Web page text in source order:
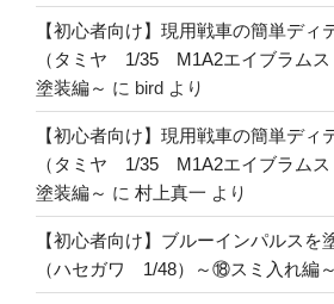
【初心者向け】現用戦車の簡単ディ
（タミヤ 1/35 M1A2エイブラム
塗装編～ に bird より
【初心者向け】現用戦車の簡単ディ
（タミヤ 1/35 M1A2エイブラム
塗装編～ に 村上真一 より
【初心者向け】ブルーインパルスを
（ハセガワ 1/48）～⑱スミ入れ編～